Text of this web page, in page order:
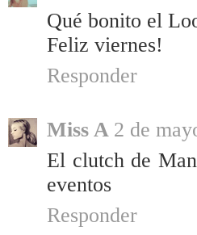
Qué bonito el
Feliz viernes!
Responder
Miss A 2 de
El clutch de
eventos
Responder